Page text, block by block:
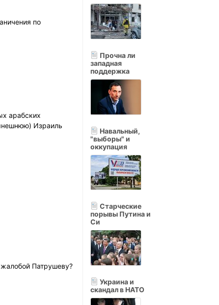
по
арабских
Израиль
Патрушеву?
Прочна ли
западная
поддержка
Навальный,
"выборы" и
оккупация
Старческие
порывы Путина и
Си
Украина и
скандал в НАТО